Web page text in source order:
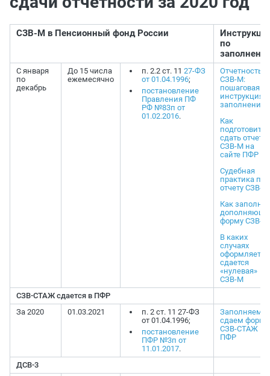
СЗВ-М в Пенсионный фонд России
по
С января
по
декабрь
До 15 числа
ежемесячно
п. 2.2 ст. 11 27-ФЗ
от 01.04.1996;
постановление
Правления ПФ
РФ №83п от
01.02.2016.
Отчетность
СЗВ-М:
пошаговая
инструкция
заполнению
Как
подготовить
сдать отчет
СЗВ-М на
сайте ПФР
Судебная
практика по
отчету СЗВ-М
Как
форму СЗВ-М
В каких
случаях
сдается
«нулевая»
СЗВ-М
СЗВ-СТАЖ сдается в ПФР
За 2020
01.03.2021
п. 2 ст. 11 27-ФЗ
от 01.04.1996;
постановление
ПФР №3п от
11.01.2017.
Заполняем и
сдаем форму
СЗВ-СТАЖ в
ПФР
ДСВ-3